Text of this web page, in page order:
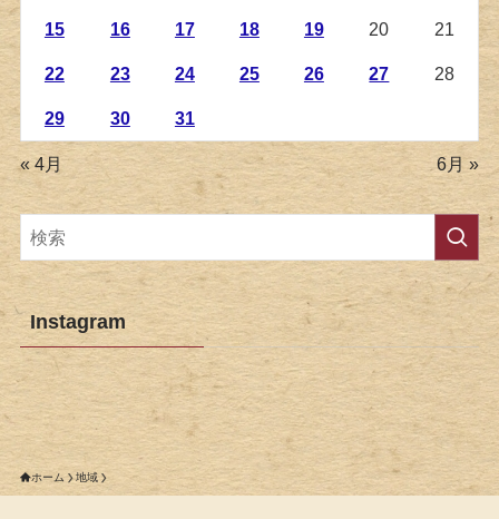
15 16 17 18 19 20 21
22 23 24 25 26 27 28
29 30 31
« 4月 6月 »
Instagram
ホーム 地域